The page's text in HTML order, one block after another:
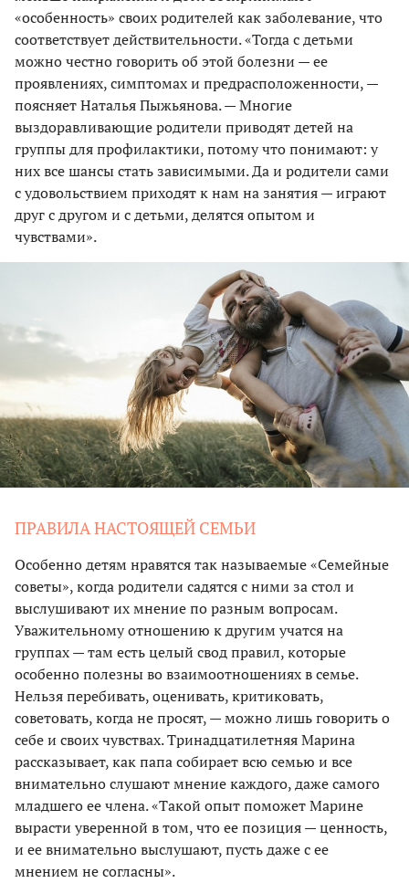
«особенность» своих родителей как заболевание, что
соответствует действительности. «Тогда с детьми
можно честно говорить об этой болезни — ее
проявлениях, симптомах и предрасположенности, —
поясняет Наталья Пыжьянова. — Многие
выздоравливающие родители приводят детей на
группы для профилактики, потому что понимают: у
них все шансы стать зависимыми. Да и родители сами
с удовольствием приходят к нам на занятия — играют
друг с другом и с детьми, делятся опытом и
чувствами».
ПРАВИЛА НАСТОЯЩЕЙ СЕМЬИ
Особенно детям нравятся так называемые «Семейные
советы», когда родители садятся с ними за стол и
выслушивают их мнение по разным вопросам.
Уважительному отношению к другим учатся на
группах — там есть целый свод правил, которые
особенно полезны во взаимоотношениях в семье.
Нельзя перебивать, оценивать, критиковать,
советовать, когда не просят, — можно лишь говорить о
себе и своих чувствах. Тринадцатилетняя Марина
рассказывает, как папа собирает всю семью и все
внимательно слушают мнение каждого, даже самого
младшего ее члена. «Такой опыт поможет Марине
вырасти уверенной в том, что ее позиция — ценность,
и ее внимательно выслушают, пусть даже с ее
мнением не согласны».